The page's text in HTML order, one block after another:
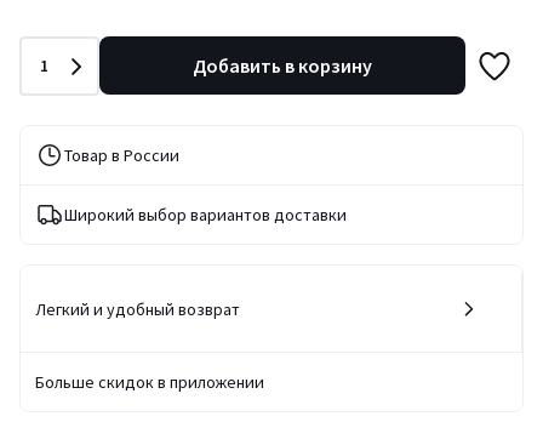
Количество
1 Добавить в корзину
Товар в России
Широкий выбор вариантов доставки
Легкий и удобный возврат
Больше скидок в приложении